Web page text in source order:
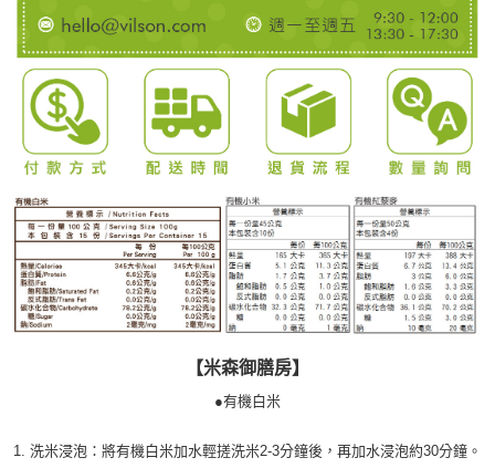
【米森御膳房】
●有機白米
1. 洗米浸泡：將有機白米加水輕搓洗米2-3分鐘後，再加水浸泡約30分鐘。